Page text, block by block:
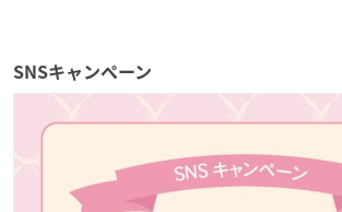
SNSキャンペーン